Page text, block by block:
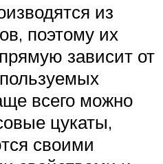
из
поэтому их
зависит от
всего можно
цукаты,
своими